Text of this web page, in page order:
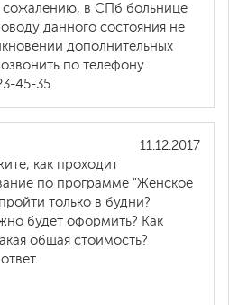
сожалению, в СПб больнице
данного состояния не
дополнительных
по телефону
45-35.
11.12.2017
как проходит
по программе "Женское
только в будни?
будет оформить? Как
общая стоимость?